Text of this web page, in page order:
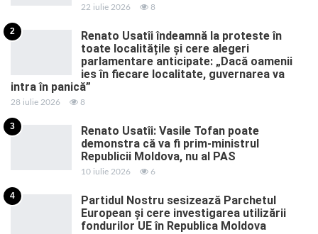
22 iulie 2026 8
2
Renato Usatîi îndeamnă la proteste în
toate localitățile și cere alegeri
parlamentare anticipate: „Dacă oamenii
ies în fiecare localitate, guvernarea va
intra în panică”
28 iulie 2026 8
3
Renato Usatîi: Vasile Tofan poate
demonstra că va fi prim-ministrul
Republicii Moldova, nu al PAS
10 iulie 2026 6
4
Partidul Nostru sesizează Parchetul
European și cere investigarea utilizării
fondurilor UE în Republica Moldova